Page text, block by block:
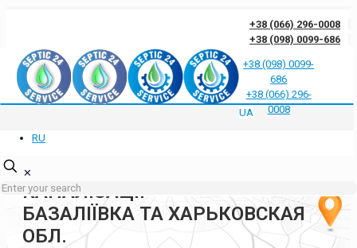
+38 (066) 296-0008
+38 (098) 0099-686
Відгуки клієнтів про нас Відповіді на часті запитання Блог
Контакти
Політика конфіденційності
+38 (098) 0099-
686
+38 (066) 296-
0008
UA
RU
✕
ГІДРОДИНАМІЧНА
ПРОЧИСТКА ТРУБ ТА
КАНАЛІЗАЦІЇ
БАЗАЛІЇВКА ТА ХАРЬКОВСКАЯ
ОБЛ.